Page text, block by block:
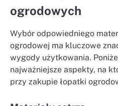
ogrodowych
Wybór odpowiedniego
ogrodowej ma kluczowe
wygody użytkowania.
najważniejsze aspekty, na
przy zakupie łopatki